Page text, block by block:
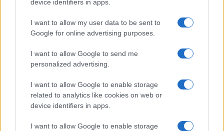
device identifiers in apps.
I want to allow my user data to be sent to
Google for online advertising purposes.
I want to allow Google to send me
personalized advertising.
I want to allow Google to enable storage
related to analytics like cookies on web or
device identifiers in apps.
I want to allow Google to enable storage